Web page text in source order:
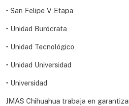
• San Felipe V Etapa
• Unidad Burócrata
• Unidad Tecnológico
• Unidad Universidad
• Universidad
JMAS Chihuahua trabaja en